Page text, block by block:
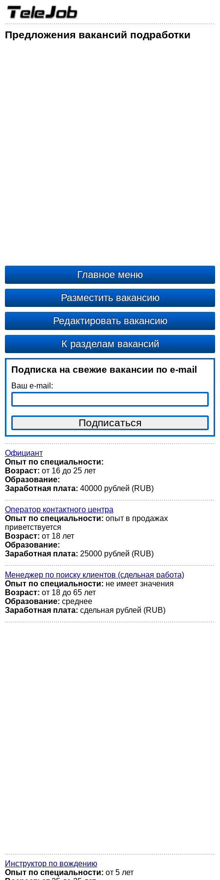
Предложения вакансий подработки
Главное меню
Разместить вакансию
Редактировать вакансию
К разделам вакансий
Подписка на свежие вакансии по e-mail
Ваш e-mail:
Официант
Опыт по специальности:
Возраст: от 16 до 25 лет
Образование:
Заработная плата: 40000 рублей (RUB)
Оператор контактного центра
Опыт по специальности: опыт в продажах
приветствуется
Возраст: от 18 лет
Образование:
Заработная плата: 25000 рублей (RUB)
Менеджер по поиску клиентов (сдельная работа)
Опыт по специальности: не имеет значения
Возраст: от 18 до 65 лет
Образование: среднее
Заработная плата: сдельная рублей (RUB)
Инструктор по вождению
Опыт по специальности: от 5 лет